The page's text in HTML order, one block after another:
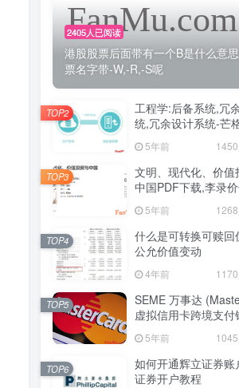
2405人已阅读
港股股票后面带有一个B是什么意
票名字带-W,-R,-S呢
工程学:后备系统,冗
统,冗余设计系统-芒
5年前
TOP2
文明、现代化、价值
中国PDF下载,李录
5年前
TOP3
什么是可转换可赎回
公允价值变动
4年前
TOP4
SEME 万事达
虚拟信用卡跨境支付
5年前
TOP5
如何开通辉立证券账
证券开户教程
TOP6